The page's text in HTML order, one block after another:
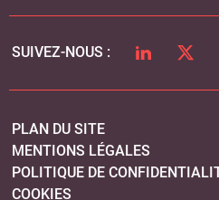
SUIVEZ-NOUS : LINKEDIN
PLAN DU SITE
MENTIONS LÉGALES
POLITIQUE DE
COOKIES